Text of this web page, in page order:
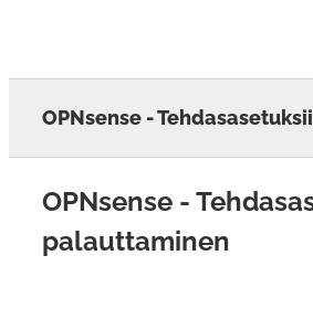
OPNsense -
OPNsense -
palauttaminen